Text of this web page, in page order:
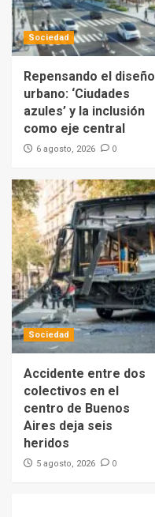
Sociedad
Repensando el diseño
urbano: ‘Ciudades
azules’ y la inclusión
como eje central
6 agosto, 2026 0
Sociedad
Accidente entre dos
colectivos en el
centro de Buenos
Aires deja seis
heridos
5 agosto, 2026 0